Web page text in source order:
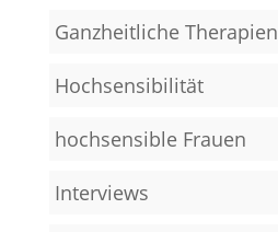
Ganzheitliche Therapien
Hochsensibilität
hochsensible Frauen
Interviews